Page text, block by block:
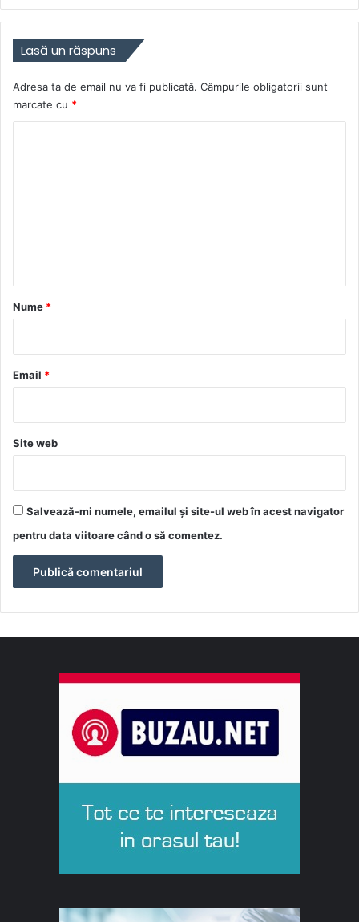
Lasă un răspuns
Adresa ta de email nu va fi publicată. Câmpurile obligatorii sunt
marcate cu *
r
*
Nume *
Email *
Site web
Salvează-mi numele, emailul și site-ul web în acest navigator
pentru data viitoare când o să comentez.